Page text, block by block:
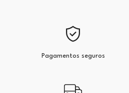
Pagamentos seguros